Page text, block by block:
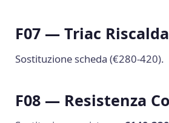
F07 — Triac
Sostituzione scheda (€280-420).
F08 — Resistenza